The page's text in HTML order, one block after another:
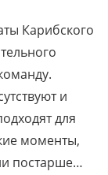
Карибского
и
для
моменты,
постарше…